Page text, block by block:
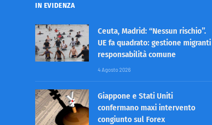
IN EVIDENZA
Ceuta, Madrid: “Nessun rischio”.
UE fa quadrato: gestione migranti
responsabilità comune
4 Agosto 2026
Giappone e Stati Uniti
confermano maxi intervento
congiunto sul Forex